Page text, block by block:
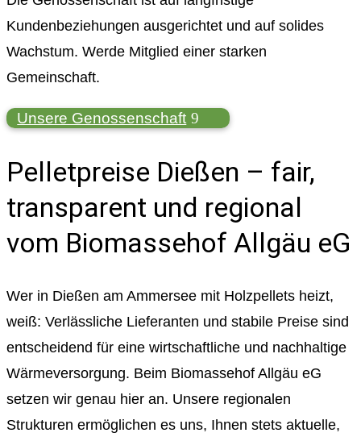
Kundenbeziehungen ausgerichtet und auf solides
Wachstum. Werde Mitglied einer starken
Gemeinschaft.
Unsere Genossenschaft
Pelletpreise Dießen – fair,
transparent und regional
vom Biomassehof Allgäu eG
Wer in Dießen am Ammersee mit Holzpellets heizt,
weiß: Verlässliche Lieferanten und stabile Preise sind
entscheidend für eine wirtschaftliche und nachhaltige
Wärmeversorgung. Beim Biomassehof Allgäu eG
setzen wir genau hier an. Unsere regionalen
Strukturen ermöglichen es uns, Ihnen stets aktuelle,